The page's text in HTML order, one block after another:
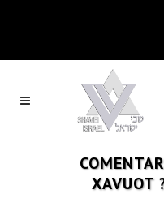
XAVUOT